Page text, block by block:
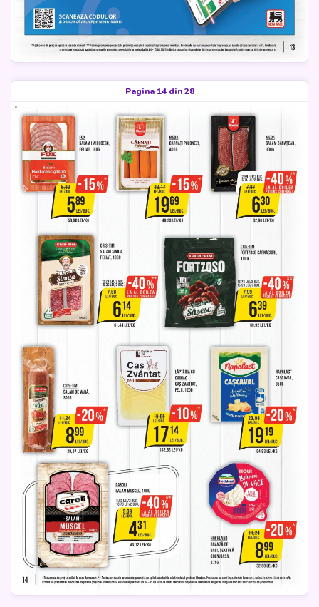
Pagina 14 din 28